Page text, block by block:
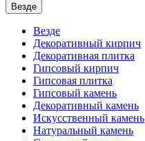
Везде
Везде
Декоративный кирпич
Декоративная плитка
Гипсовый кирпич
Гипсовая плитка
Гипсовый камень
Декоративный камень
Искусственный камень
Натуральный камень